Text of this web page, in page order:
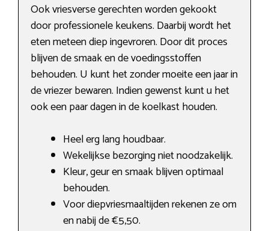
Ook vriesverse gerechten worden gekookt
door professionele keukens. Daarbij wordt het
eten meteen diep ingevroren. Door dit proces
blijven de smaak en de voedingsstoffen
behouden. U kunt het zonder moeite een jaar in
de vriezer bewaren. Indien gewenst kunt u het
ook een paar dagen in de koelkast houden.
Heel erg lang houdbaar.
Wekelijkse bezorging niet noodzakelijk.
Kleur, geur en smaak blijven optimaal
behouden.
Voor diepvriesmaaltijden rekenen ze om
en nabij de €5,50.